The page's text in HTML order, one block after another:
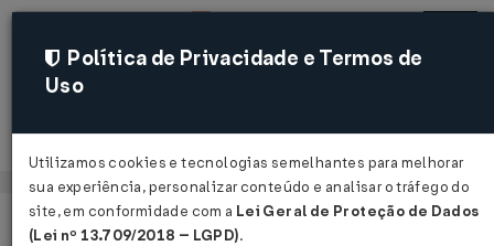
Acessar
Página Inicial Legislações
Política de Privacidade e Termos de
Uso
Utilizamos cookies e tecnologias semelhantes para melhorar
sua experiência, personalizar conteúdo e analisar o tráfego do
site, em conformidade com a Lei Geral de Proteção de Dados
(Lei nº 13.709/2018 – LGPD).